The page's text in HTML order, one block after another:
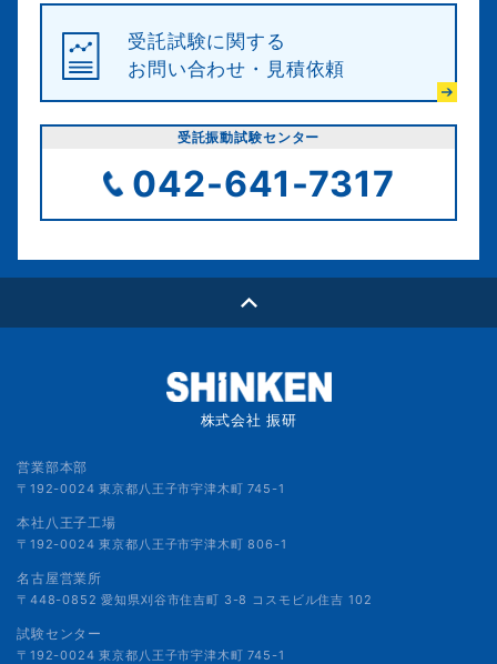
受託試験に関する
お問い合わせ・見積依頼
受託振動試験センター
042-641-7317
株式会社 振研
営業部本部
〒192-0024 東京都八王子市宇津木町 745-1
本社八王子工場
〒192-0024 東京都八王子市宇津木町 806-1
名古屋営業所
〒448-0852 愛知県刈谷市住吉町 3-8 コスモビル住吉 102
試験センター
〒192-0024 東京都八王子市宇津木町 745-1